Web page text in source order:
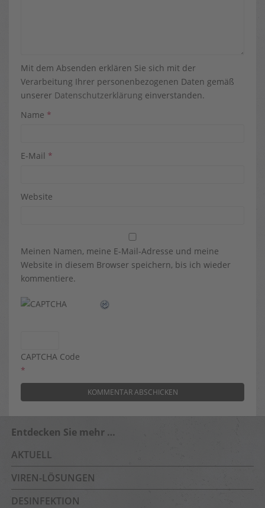
Mit dem Absenden erklären Sie sich mit der
Verarbeitung Ihrer personenbezogenen Daten gemäß
unserer Datenschutzerklärung einverstanden.
Name *
E-Mail *
Website
Meinen Namen, meine E-Mail-Adresse und meine
Website in diesem Browser speichern, bis ich wieder
kommentiere.
CAPTCHA Code
*
Entdecken Sie mehr …
AKTUELL
VIREN-LÖSUNGEN
DESINFEKTION